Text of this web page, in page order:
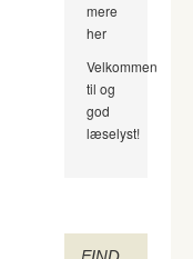
mere
her
Velkommen
til og
god
læselyst!